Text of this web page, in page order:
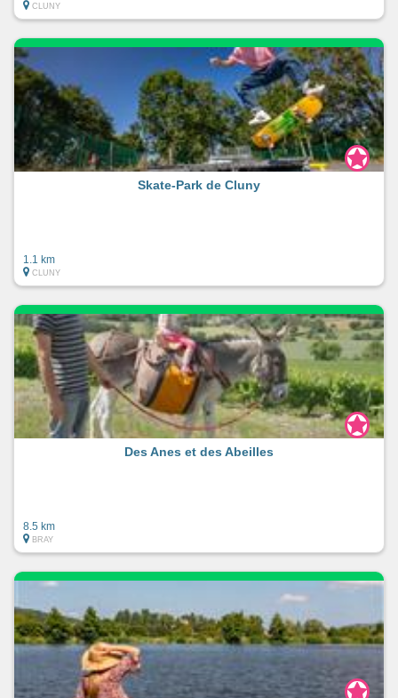
CLUNY
Skate-Park de Cluny
1.1 km
CLUNY
Des Anes et des Abeilles
8.5 km
BRAY